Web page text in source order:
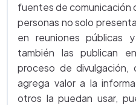
fuentes de comunicación
personas no solo
en reuniones públicas
también las publican
proceso de divulgación,
agrega valor a la
otros la puedan usar,